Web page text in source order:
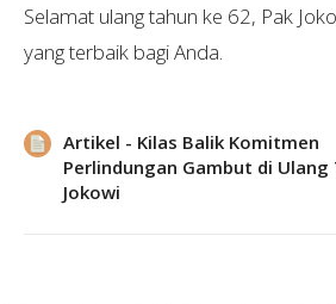
Selamat ulang tahun ke 62, Pak
yang terbaik bagi Anda.
Artikel - Kilas Balik Komitmen
Perlindungan Gambut di Ulang
Jokowi